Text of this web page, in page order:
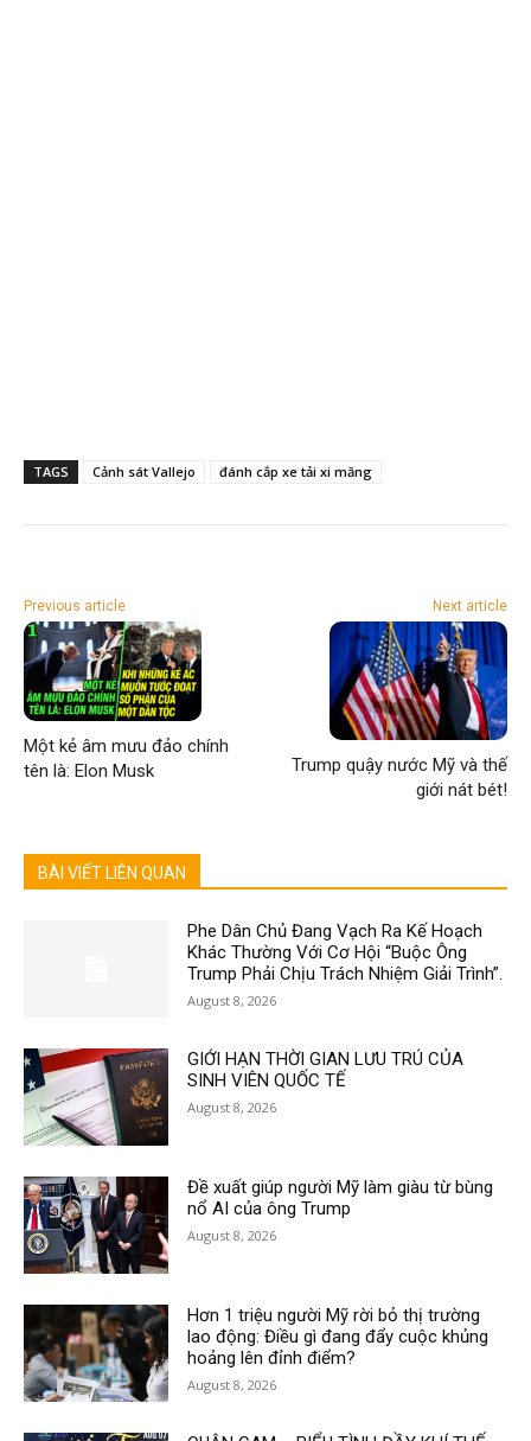
TAGS Cảnh sát Vallejo đánh cắp xe tải xi măng
Previous article
Một kẻ âm mưu đảo chính
tên là: Elon Musk
Next article
Trump quậy nước Mỹ và thế
giới nát bét!
BÀI VIẾT LIÊN QUAN
Phe Dân Chủ Đang Vạch Ra Kế Hoạch
Khác Thường Với Cơ Hội “Buộc Ông
Trump Phải Chịu Trách Nhiệm Giải Trình”.
August 8, 2026
GIỚI HẠN THỜI GIAN LƯU TRÚ CỦA
SINH VIÊN QUỐC TẾ
August 8, 2026
Đề xuất giúp người Mỹ làm giàu từ bùng
nổ AI của ông Trump
August 8, 2026
Hơn 1 triệu người Mỹ rời bỏ thị trường
lao động: Điều gì đang đẩy cuộc khủng
hoảng lên đỉnh điểm?
August 8, 2026